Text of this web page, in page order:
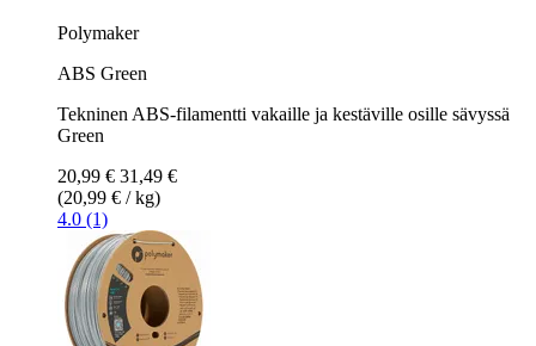
Polymaker
ABS Green
Tekninen ABS-filamentti vakaille ja kestäville osille sävyssä
Green
20,99 € 31,49 €
(20,99 € / kg)
4.0 (1)